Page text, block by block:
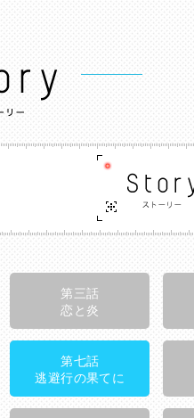
第三話
恋と炎
第七話
逃避行の果てに